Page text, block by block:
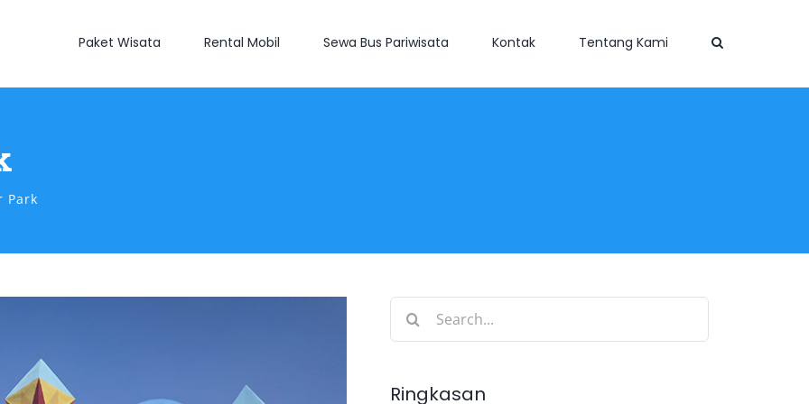
Paket Wisata Rental Mobil Sewa Bus Pariwisata Kontak Tentang Kami
Park
Search
Ringkasan